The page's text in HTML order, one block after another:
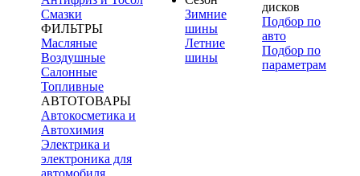
Смазки
ФИЛЬТРЫ
Масляные
Воздушные
Салонные
Топливные
АВТОТОВАРЫ
Автокосметика и
Автохимия
Электрика и
электроника для
автомобиля
Зимние
шины
Летние
шины
дисков
Подбор по
авто
Подбор по
параметрам